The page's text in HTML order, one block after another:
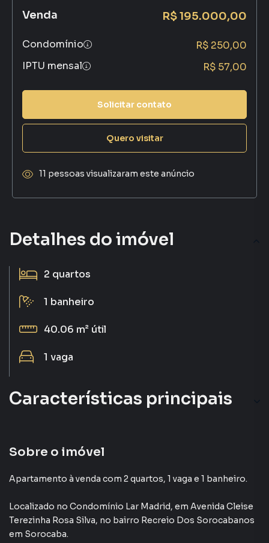
Detalhes do imóvel
2 quartos
1 banheiro
40.06 m² útil
1 vaga
Características principais
Piscina
Quadra Poliesportiva
Playground
Salão de Festas
Sobre o imóvel
Apartamento à venda com 2 quartos, 1 vaga e 1 banheiro.
Localizado no Condomínio Lar Madrid, em Avenida Cleise
Terezinha Rosa Silva, no bairro Recreio Dos Sorocabanos
em Sorocaba.
Venda R$ 195.000,00
Condomínio
R$ 250,00
IPTU mensal
R$ 57,00
Solicitar contato
Quero visitar
11 pessoas visualizaram este anúncio